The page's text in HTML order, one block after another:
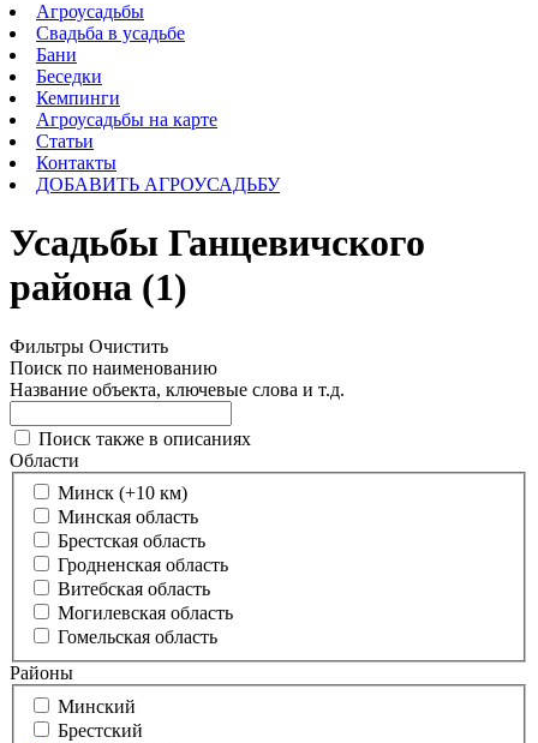
Агроусадьбы
Свадьба в усадьбе
Бани
Беседки
Кемпинги
Агроусадьбы на карте
Статьи
Контакты
ДОБАВИТЬ АГРОУСАДЬБУ
Усадьбы Ганцевичского
района (1)
Фильтры Очистить
Поиск по наименованию
Название объекта, ключевые слова и т.д.
Поиск также в описаниях
Области
Минск (+10 км)
Минская область
Брестская область
Гродненская область
Витебская область
Могилевская область
Гомельская область
Районы
Минский
Брестский